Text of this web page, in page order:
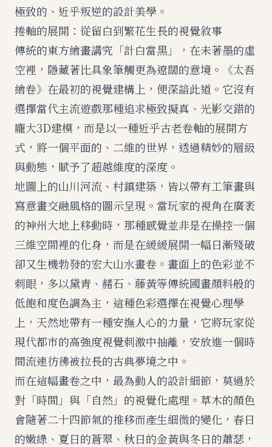
極致的、近乎叛逆的設計美學。
捲軸的展開：從留白到繁花生長的視覺敘事
傳統的東方繪畫講究「計白當黑」，在未著墨的虛
空裡，隱藏著比具象筆觸更為遼闊的意境。《太吾
繪卷》在最初的視覺建構上，便深諳此道。它沒有
選擇當代主流遊戲那種追求極致擬真、光影交錯的
龐大3D建模，而是以一種近乎古老卷軸的展開方
式，將一個平面的、二維的世界，透過精妙的層級
與動態，賦予了超越維度的深度。
地圖上的山川河流、村鎮建築，皆以帶有工筆畫與
寫意畫交融風格的圖示呈現。當玩家的視角在廣袤
的神州大地上移動時，那種感覺並非是在操控一個
三維空間裡的化身，而是在緩緩展開一幅日漸殘破
卻又生機勃發的宏大山水畫卷。畫面上的色彩並不
刺眼，多以黛青、赭石、藤黃等傳統國畫顏料般的
低飽和度色調為主，這種色彩選擇在視覺心理學
上，天然地帶有一種安撫人心的力量，它將玩家從
現代都市的高強度視覺刺激中抽離，安放進一個時
間流速彷彿被拉長的古典夢境之中。
而在這幅畫卷之中，最為動人的設計細節，莫過於
對「時間」與「自然」的視覺化處理。草木的顏色
會隨著二十四節氣的推移而產生細微的變化，春日
的嫩綠、夏日的蒼翠、秋日的金黃與冬日的蕭瑟，